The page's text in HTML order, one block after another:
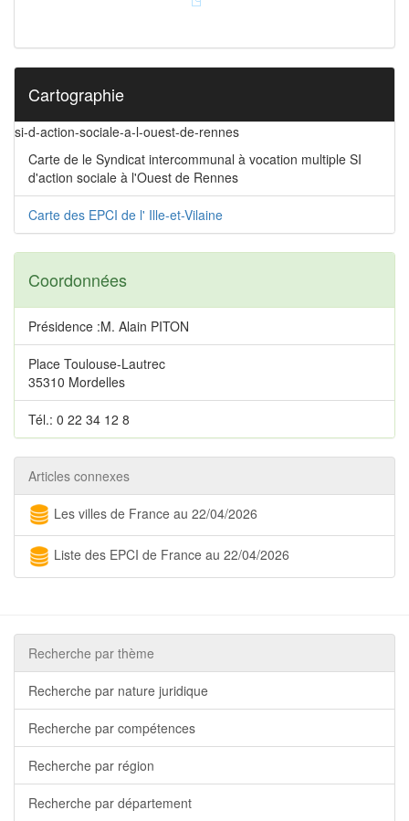
Cartographie
si-d-action-sociale-a-l-ouest-de-rennes
Carte de le Syndicat intercommunal à vocation multiple SI
d'action sociale à l'Ouest de Rennes
Carte des EPCI de l' Ille-et-Vilaine
Coordonnées
Présidence :M. Alain PITON
Place Toulouse-Lautrec
35310 Mordelles
Tél.: 0 22 34 12 8
Articles connexes
Les villes de France au 22/04/2026
Liste des EPCI de France au 22/04/2026
Recherche par thème
Recherche par nature juridique
Recherche par compétences
Recherche par région
Recherche par département